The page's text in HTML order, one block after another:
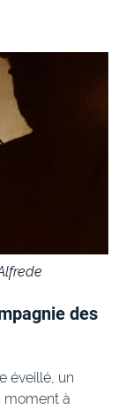
des
éveillé, un
moment à